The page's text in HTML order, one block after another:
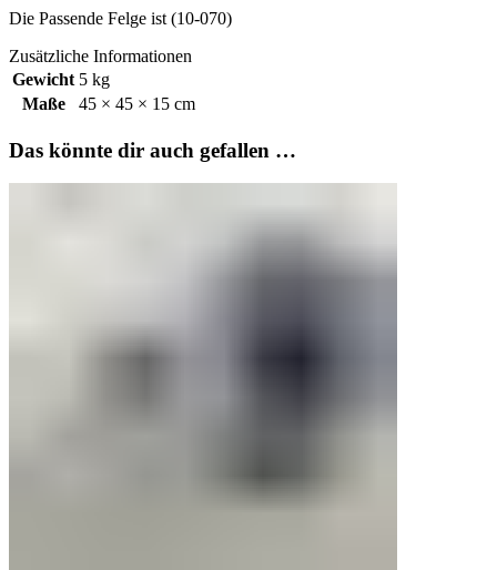
Die Passende Felge ist (10-070)
Zusätzliche Informationen
Gewicht 5 kg
Maße
45 × 45 × 15 cm
Das könnte dir auch gefallen …